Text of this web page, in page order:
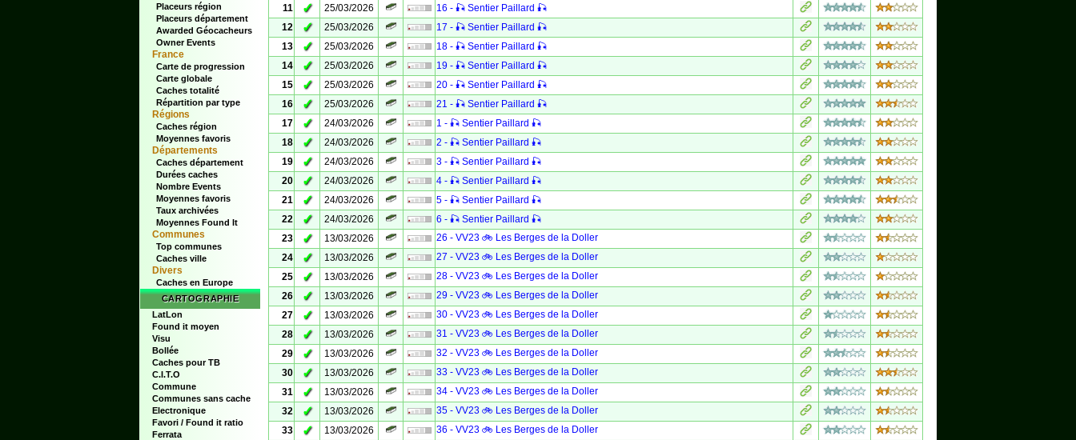
Placeurs région
Placeurs département
Awarded Géocacheurs
Owner Events
France
Carte de progression
Carte globale
Caches totalité
Répartition par type
Régions
Caches région
Moyennes favoris
Départements
Caches département
Durées caches
Nombre Events
Moyennes favoris
Taux archivées
Moyennes Found It
Communes
Top communes
Caches ville
Divers
Caches en Europe
CARTOGRAPHIE
LatLon
Found it moyen
Visu
Bollée
Caches pour TB
C.I.T.O
Commune
Communes sans cache
Electronique
Favori / Found it ratio
Ferrata
11
✓ 25/03/2026
16 - 🎣 Sentier Paillard 🎣
12
✓ 25/03/2026
17 - 🎣 Sentier Paillard 🎣
13
✓ 25/03/2026
18 - 🎣 Sentier Paillard 🎣
14
✓ 25/03/2026
19 - 🎣 Sentier Paillard 🎣
15
✓ 25/03/2026
20 - 🎣 Sentier Paillard 🎣
16
✓ 25/03/2026
21 - 🎣 Sentier Paillard 🎣
17
✓ 24/03/2026
1 - 🎣 Sentier Paillard 🎣
18
✓ 24/03/2026
2 - 🎣 Sentier Paillard 🎣
19
✓ 24/03/2026
3 - 🎣 Sentier Paillard 🎣
20
✓ 24/03/2026
4 - 🎣 Sentier Paillard 🎣
21
✓ 24/03/2026
5 - 🎣 Sentier Paillard 🎣
22
✓ 24/03/2026
6 - 🎣 Sentier Paillard 🎣
23
✓ 13/03/2026
26 - VV23 🚲 Les Berges de la Doller
24
✓ 13/03/2026
27 - VV23 🚲 Les Berges de la Doller
25
✓ 13/03/2026
28 - VV23 🚲 Les Berges de la Doller
26
✓ 13/03/2026
29 - VV23 🚲 Les Berges de la Doller
27
✓ 13/03/2026
30 - VV23 🚲 Les Berges de la Doller
28
✓ 13/03/2026
31 - VV23 🚲 Les Berges de la Doller
29
✓ 13/03/2026
32 - VV23 🚲 Les Berges de la Doller
30
✓ 13/03/2026
33 - VV23 🚲 Les Berges de la Doller
31
✓ 13/03/2026
34 - VV23 🚲 Les Berges de la Doller
32
✓ 13/03/2026
35 - VV23 🚲 Les Berges de la Doller
33
✓ 13/03/2026
36 - VV23 🚲 Les Berges de la Doller